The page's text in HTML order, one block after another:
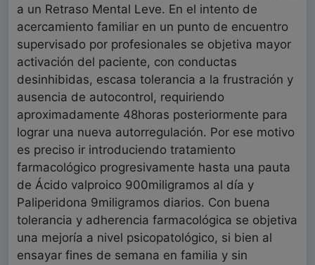
a un Retraso Mental Leve. En el intento de
acercamiento familiar en un punto de encuentro
supervisado por profesionales se objetiva mayor
activación del paciente, con conductas
desinhibidas, escasa tolerancia a la frustración y
ausencia de autocontrol, requiriendo
aproximadamente 48horas posteriormente para
lograr una nueva autorregulación. Por ese motivo
es preciso ir introduciendo tratamiento
farmacológico progresivamente hasta una pauta
de Ácido valproico 900miligramos al día y
Paliperidona 9miligramos diarios. Con buena
tolerancia y adherencia farmacológica se objetiva
una mejoría a nivel psicopatológico, si bien al
ensayar fines de semana en familia y sin